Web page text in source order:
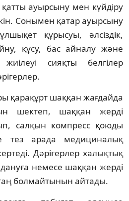
ауырсыну мен күйдіру
Сонымен қатар ауырсыну
құрысуы, әлсіздік,
құсу, бас айналу және
сияқты белгілер
қарақұрт шаққан жағдайда
шектеп, шаққан жерді
салқын компресс қоюды
тез арада медициналық
Дәрігерлер халықтық
немесе шаққан жерді
болмайтынын айтады.